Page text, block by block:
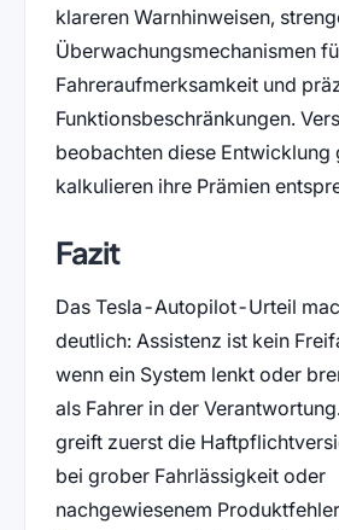
klareren Warnhinweisen,
Überwachungsmechanismen
Fahreraufmerksamkeit und
Funktionsbeschränkungen.
beobachten diese Entwicklung
kalkulieren ihre Prämien
Fazit
Das Tesla-Autopilot-Urteil
deutlich: Assistenz ist kein
wenn ein System lenkt oder
als Fahrer in der
greift zuerst die
bei grober Fahrlässigkeit oder
nachgewiesenem